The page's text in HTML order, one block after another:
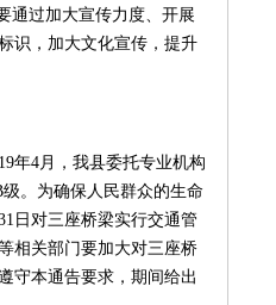
通过加大宣传力度、开展
识，加大文化宣传，提升
4月，我县委托专业机构
。为确保人民群众的生命
日对三座桥梁实行交通管
相关部门要加大对三座桥
守本通告要求，期间给出